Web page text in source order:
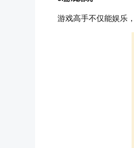
游戏高手不仅能娱乐